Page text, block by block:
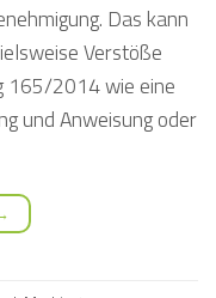
Das kann
Verstöße
165/2014 wie eine
und Anweisung oder